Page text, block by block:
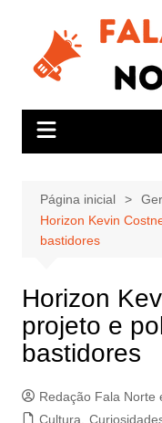
conteúdo
Página inicial
Horizon Kevin
bastidores
Horizon
projeto e
bastidores
Redação Fala Norte
Cultura